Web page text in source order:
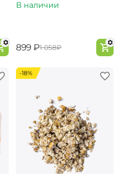
В наличии
‍899‍ ₽‍1 058‍₽
-18%